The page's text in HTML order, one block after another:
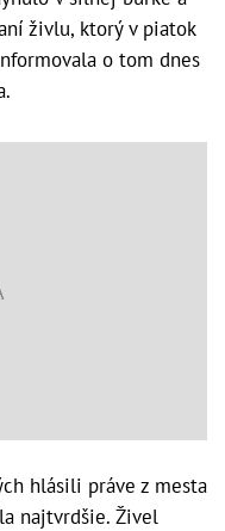
živlu, ktorý v piatok
o tom dnes
hlásili práve z mesta
najtvrdšie. Živel